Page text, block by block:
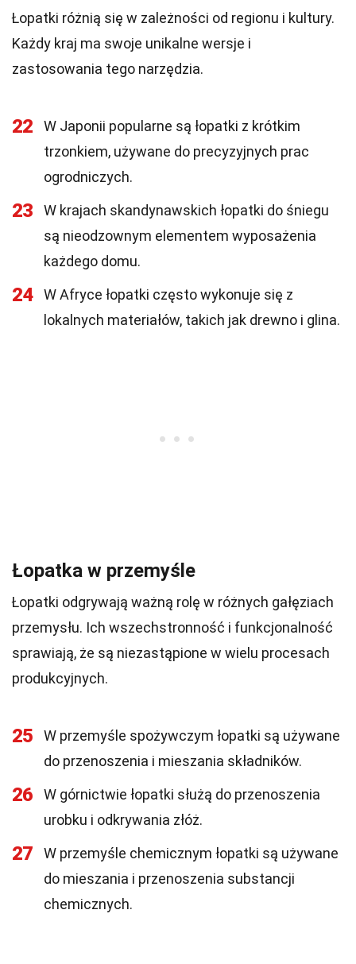
Łopatki różnią się w zależności od regionu i kultury.
Każdy kraj ma swoje unikalne wersje i
zastosowania tego narzędzia.
22
W Japonii popularne są łopatki z krótkim
trzonkiem, używane do precyzyjnych prac
ogrodniczych.
23
W krajach skandynawskich łopatki do śniegu
są nieodzownym elementem wyposażenia
każdego domu.
24
W Afryce łopatki często wykonuje się z
lokalnych materiałów, takich jak drewno i glina.
Łopatka w przemyśle
Łopatki odgrywają ważną rolę w różnych gałęziach
przemysłu. Ich wszechstronność i funkcjonalność
sprawiają, że są niezastąpione w wielu procesach
produkcyjnych.
25
W przemyśle spożywczym łopatki są używane
do przenoszenia i mieszania składników.
26
W górnictwie łopatki służą do przenoszenia
urobku i odkrywania złóż.
27
W przemyśle chemicznym łopatki są używane
do mieszania i przenoszenia substancji
chemicznych.